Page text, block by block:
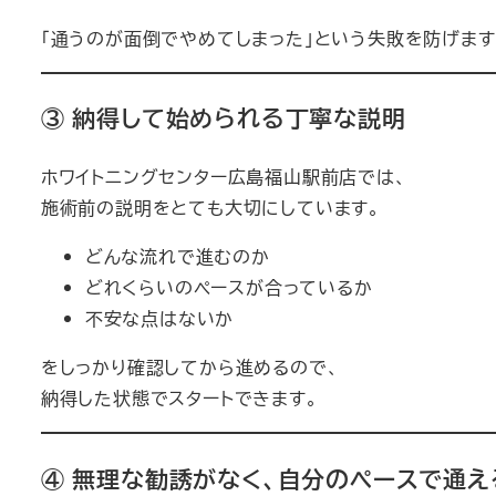
「通うのが面倒でやめてしまった」という失敗を防げます
③ 納得して始められる丁寧な説明
ホワイトニングセンター広島福山駅前店では、
施術前の説明をとても大切にしています。
どんな流れで進むのか
どれくらいのペースが合っているか
不安な点はないか
をしっかり確認してから進めるので、
納得した状態でスタートできます。
④ 無理な勧誘がなく、自分のペースで通